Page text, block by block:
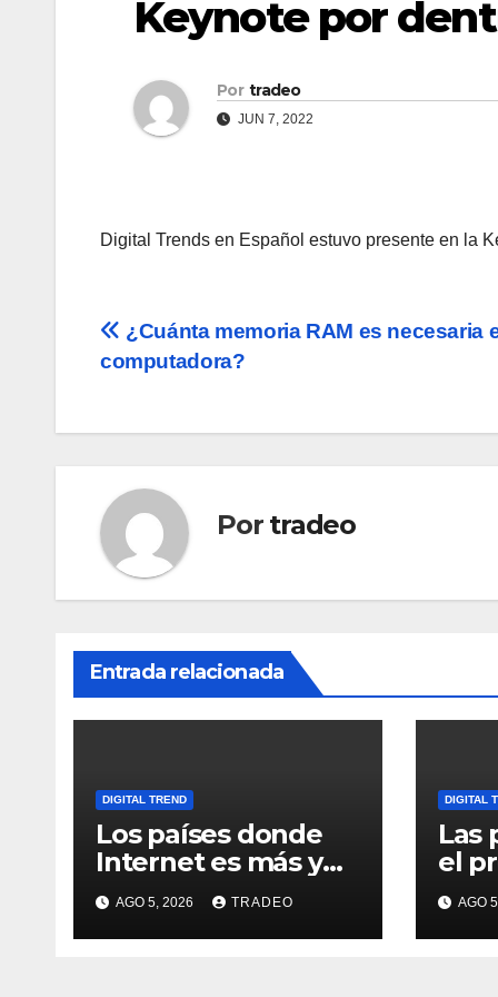
Keynote por
Por tradeo
JUN 7, 2022
Digital Trends en Español estuvo presente en la
Navegación
entradas
¿Cuánta memoria RAM es necesaria
computadora?
Por tradeo
Entrada relacionada
DIGITAL TREND
Los países donde
Internet es más y
menos asequible
AGO 5, 2026 TRADEO
DIGITAL
Las
el
AGO